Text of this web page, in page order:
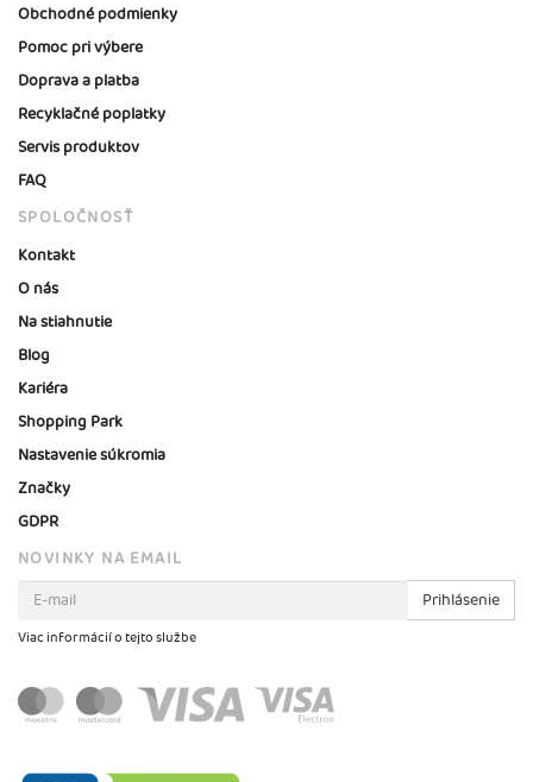
Obchodné podmienky
Pomoc pri výbere
Doprava a platba
Recyklačné poplatky
Servis produktov
FAQ
SPOLOČNOSŤ
Kontakt
O nás
Na stiahnutie
Blog
Kariéra
Shopping Park
Nastavenie súkromia
Značky
GDPR
NOVINKY NA EMAIL
Prihlásenie
Viac informácií o tejto službe